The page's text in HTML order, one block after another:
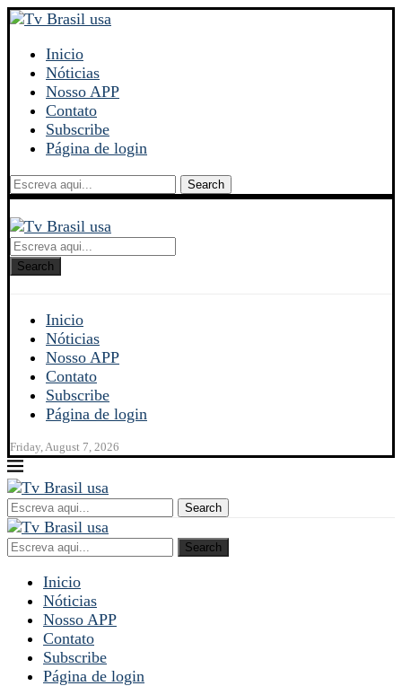
Inicio
Nóticias
Nosso APP
Contato
Subscribe
Página de login
Search
Search
Inicio
Nóticias
Nosso APP
Contato
Subscribe
Página de login
Friday, August 7, 2026
Search
Search
Inicio
Nóticias
Nosso APP
Contato
Subscribe
Página de login